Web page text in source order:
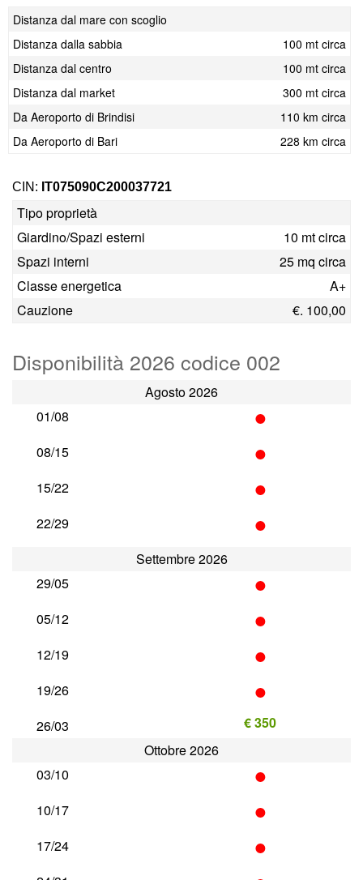
Distanza dal mare con scoglio
Distanza dalla sabbia
100 mt circa
Distanza dal centro
100 mt circa
Distanza dal market
300 mt circa
Da Aeroporto di Brindisi
110 km circa
Da Aeroporto di Bari
228 km circa
CIN: IT075090C200037721
Tipo proprietà
Giardino/Spazi esterni
10 mt circa
Spazi interni
25 mq circa
Classe energetica
A+
Cauzione
€. 100,00
Disponibilità 2026 codice 002
Agosto 2026
01/08
•
08/15 •
15/22 •
22/29 •
Settembre 2026
29/05
•
05/12 •
12/19 •
19/26 •
26/03
€ 350
Ottobre 2026
03/10
•
10/17 •
17/24 •